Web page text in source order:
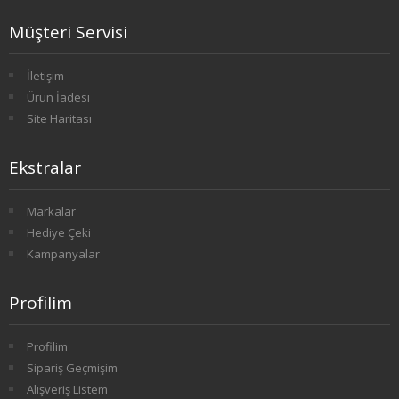
4. SINIF 8. YARIYIL ÇEKO
1. SINIF 1. YARIYIL ULUSLARARASI İLŞ
1. SINIF 2. YARIYIL ULUSLARARASI İLŞ
2. SINIF 3. YARIYIL ULUSLARARASI İLŞ
2. SINIF 4. YARIYIL ULUSLARARASI İLŞ
3. SINIF 5. YARIYIL ULUSLARARASI İLŞ
3. SINIF 6. YARIYIL ULUSLARARASI İLŞ
Müşteri Servisi
İletişim
Ürün İadesi
Site Haritası
Ekstralar
Markalar
Hediye Çeki
Kampanyalar
Profilim
Profilim
Sipariş Geçmişim
Alışveriş Listem